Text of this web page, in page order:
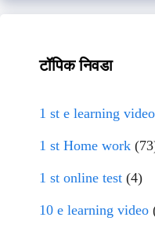
टॉपिक निवडा
1 st e learning video
1 st Home work
1 st online test (4)
10 e learning video